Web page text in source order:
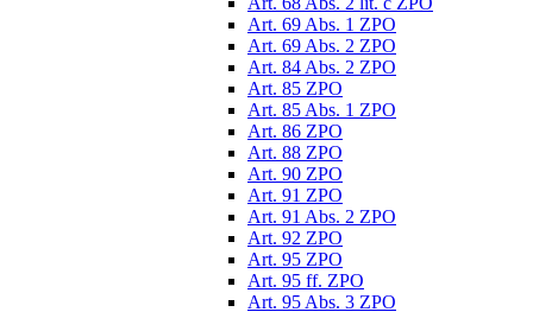
Art. 69 Abs. 1 ZPO
Art. 69 Abs. 2 ZPO
Art. 84 Abs. 2 ZPO
Art. 85 ZPO
Art. 85 Abs. 1 ZPO
Art. 86 ZPO
Art. 88 ZPO
Art. 90 ZPO
Art. 91 ZPO
Art. 91 Abs. 2 ZPO
Art. 92 ZPO
Art. 95 ZPO
Art. 95 ff. ZPO
Art. 95 Abs. 3 ZPO